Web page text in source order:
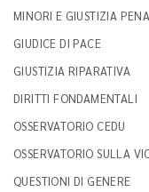
MINORI E GIUSTIZIA
GIUDICE DI PACE
GIUSTIZIA RIPARATIVA
DIRITTI FONDAMENTALI
OSSERVATORIO CEDU
OSSERVATORIO SULLA
QUESTIONI DI GENERE